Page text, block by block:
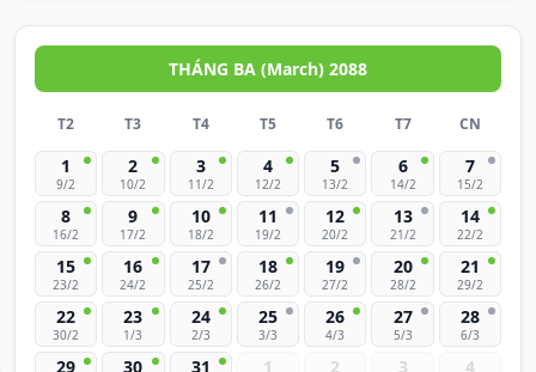
THÁNG BA (March) 2088
T2 T3 T4 T5 T6 T7 CN
1
9/2
2
10/2
3
11/2
4
12/2
5
13/2
6
14/2
7
15/2
8
16/2
9
17/2
10
18/2
11
19/2
12
20/2
13
21/2
14
22/2
15
23/2
16
24/2
17
25/2
18
26/2
19
27/2
20
28/2
21
29/2
22
30/2
23
1/3
24
2/3
25
3/3
26
4/3
27
5/3
28
6/3
29 30 31 1 2 3 4